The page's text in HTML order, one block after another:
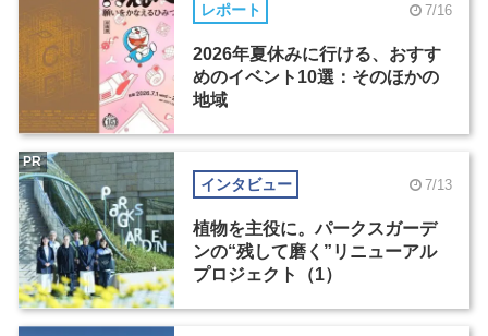
レポート 7/16
2026年夏休みに行ける、おすす
めのイベント10選：そのほかの
地域
インタビュー 7/13
植物を主役に。パークスガーデ
ンの“残して磨く”リニューアル
プロジェクト（1）
PR